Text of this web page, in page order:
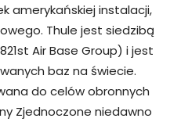
amerykańskiej instalacji,
Thule jest siedzibą
Air Base Group) i jest
baz na świecie.
do celów obronnych
Zjednoczone niedawno